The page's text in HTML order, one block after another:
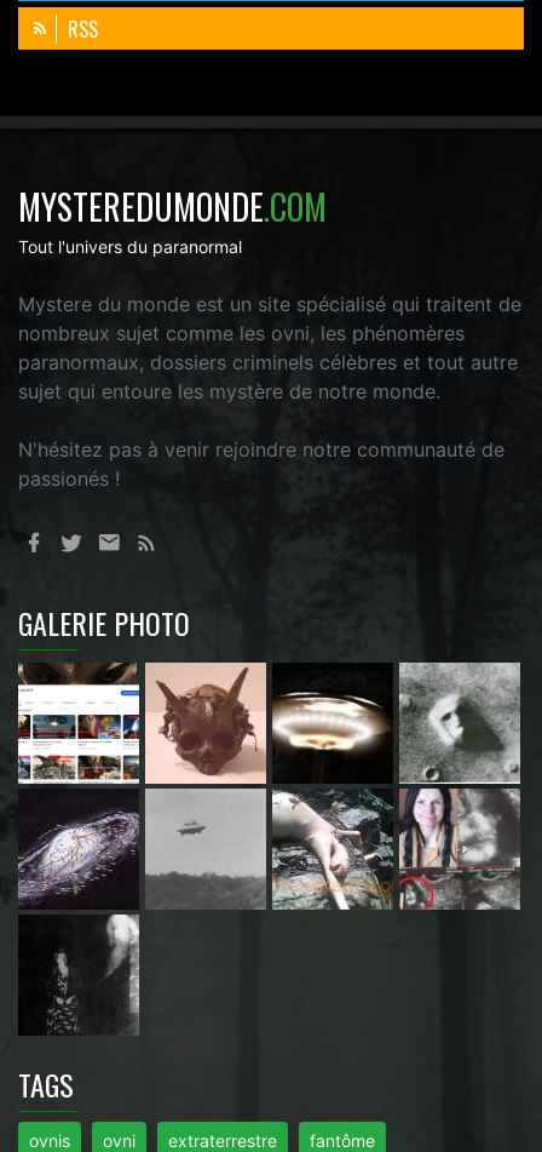
RSS
MYSTEREDUMONDE.COM
Tout l'univers du paranormal
Mystere du monde est un site spécialisé qui traitent de
nombreux sujet comme les ovni, les phénomères
paranormaux, dossiers criminels célèbres et tout autre
sujet qui entoure les mystère de notre monde.
N'hésitez pas à venir rejoindre notre communauté de
passionés !
GALERIE PHOTO
TAGS
ovnis ovni extraterrestre fantôme